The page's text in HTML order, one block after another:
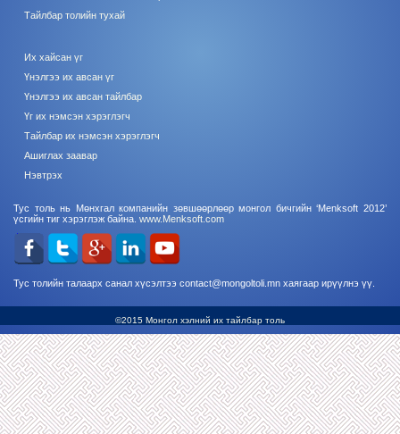
Тайлбар толийн тухай
Их хайсан үг
Үнэлгээ их авсан үг
Үнэлгээ их авсан тайлбар
Үг их нэмсэн хэрэглэгч
Тайлбар их нэмсэн хэрэглэгч
Ашиглах заавар
Нэвтрэх
Тус толь нь Мөнхгал компанийн зөвшөөрлөөр монгол бичгийн ‘Menksoft 2012’
үсгийн тиг хэрэглэж байна. www.Menksoft.com
Тус толийн талаарх санал хүсэлтээ contact@mongoltoli.mn хаягаар ирүүлнэ үү.
©2015 Монгол хэлний их тайлбар толь